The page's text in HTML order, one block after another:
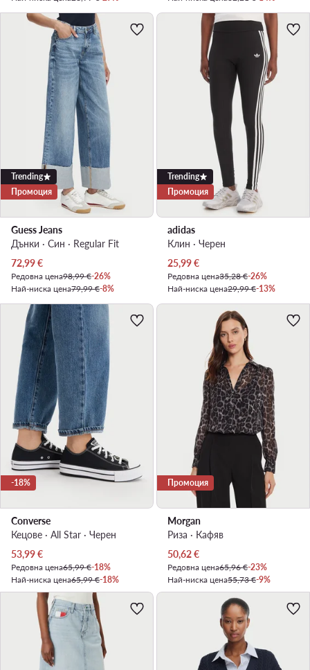
Trending
Промоция
Guess Jeans
Дънки · Син · Regular Fit
Актуална цена
72,99€
Редовна цена98,99 €-26%
Най-ниска цена79,99 €-8%
Trending
Промоция
adidas
Клин · Черен
Актуална цена
25,99€
Редовна цена35,28 €-26%
Най-ниска цена29,99 €-13%
-18%
Converse
Кецове · All Star · Черен
Актуална цена
53,99€
Редовна цена65,99 €-18%
Най-ниска цена65,99 €-18%
Промоция
Morgan
Риза · Кафяв
Актуална цена
50,62€
Редовна цена65,96 €-23%
Най-ниска цена55,73 €-9%